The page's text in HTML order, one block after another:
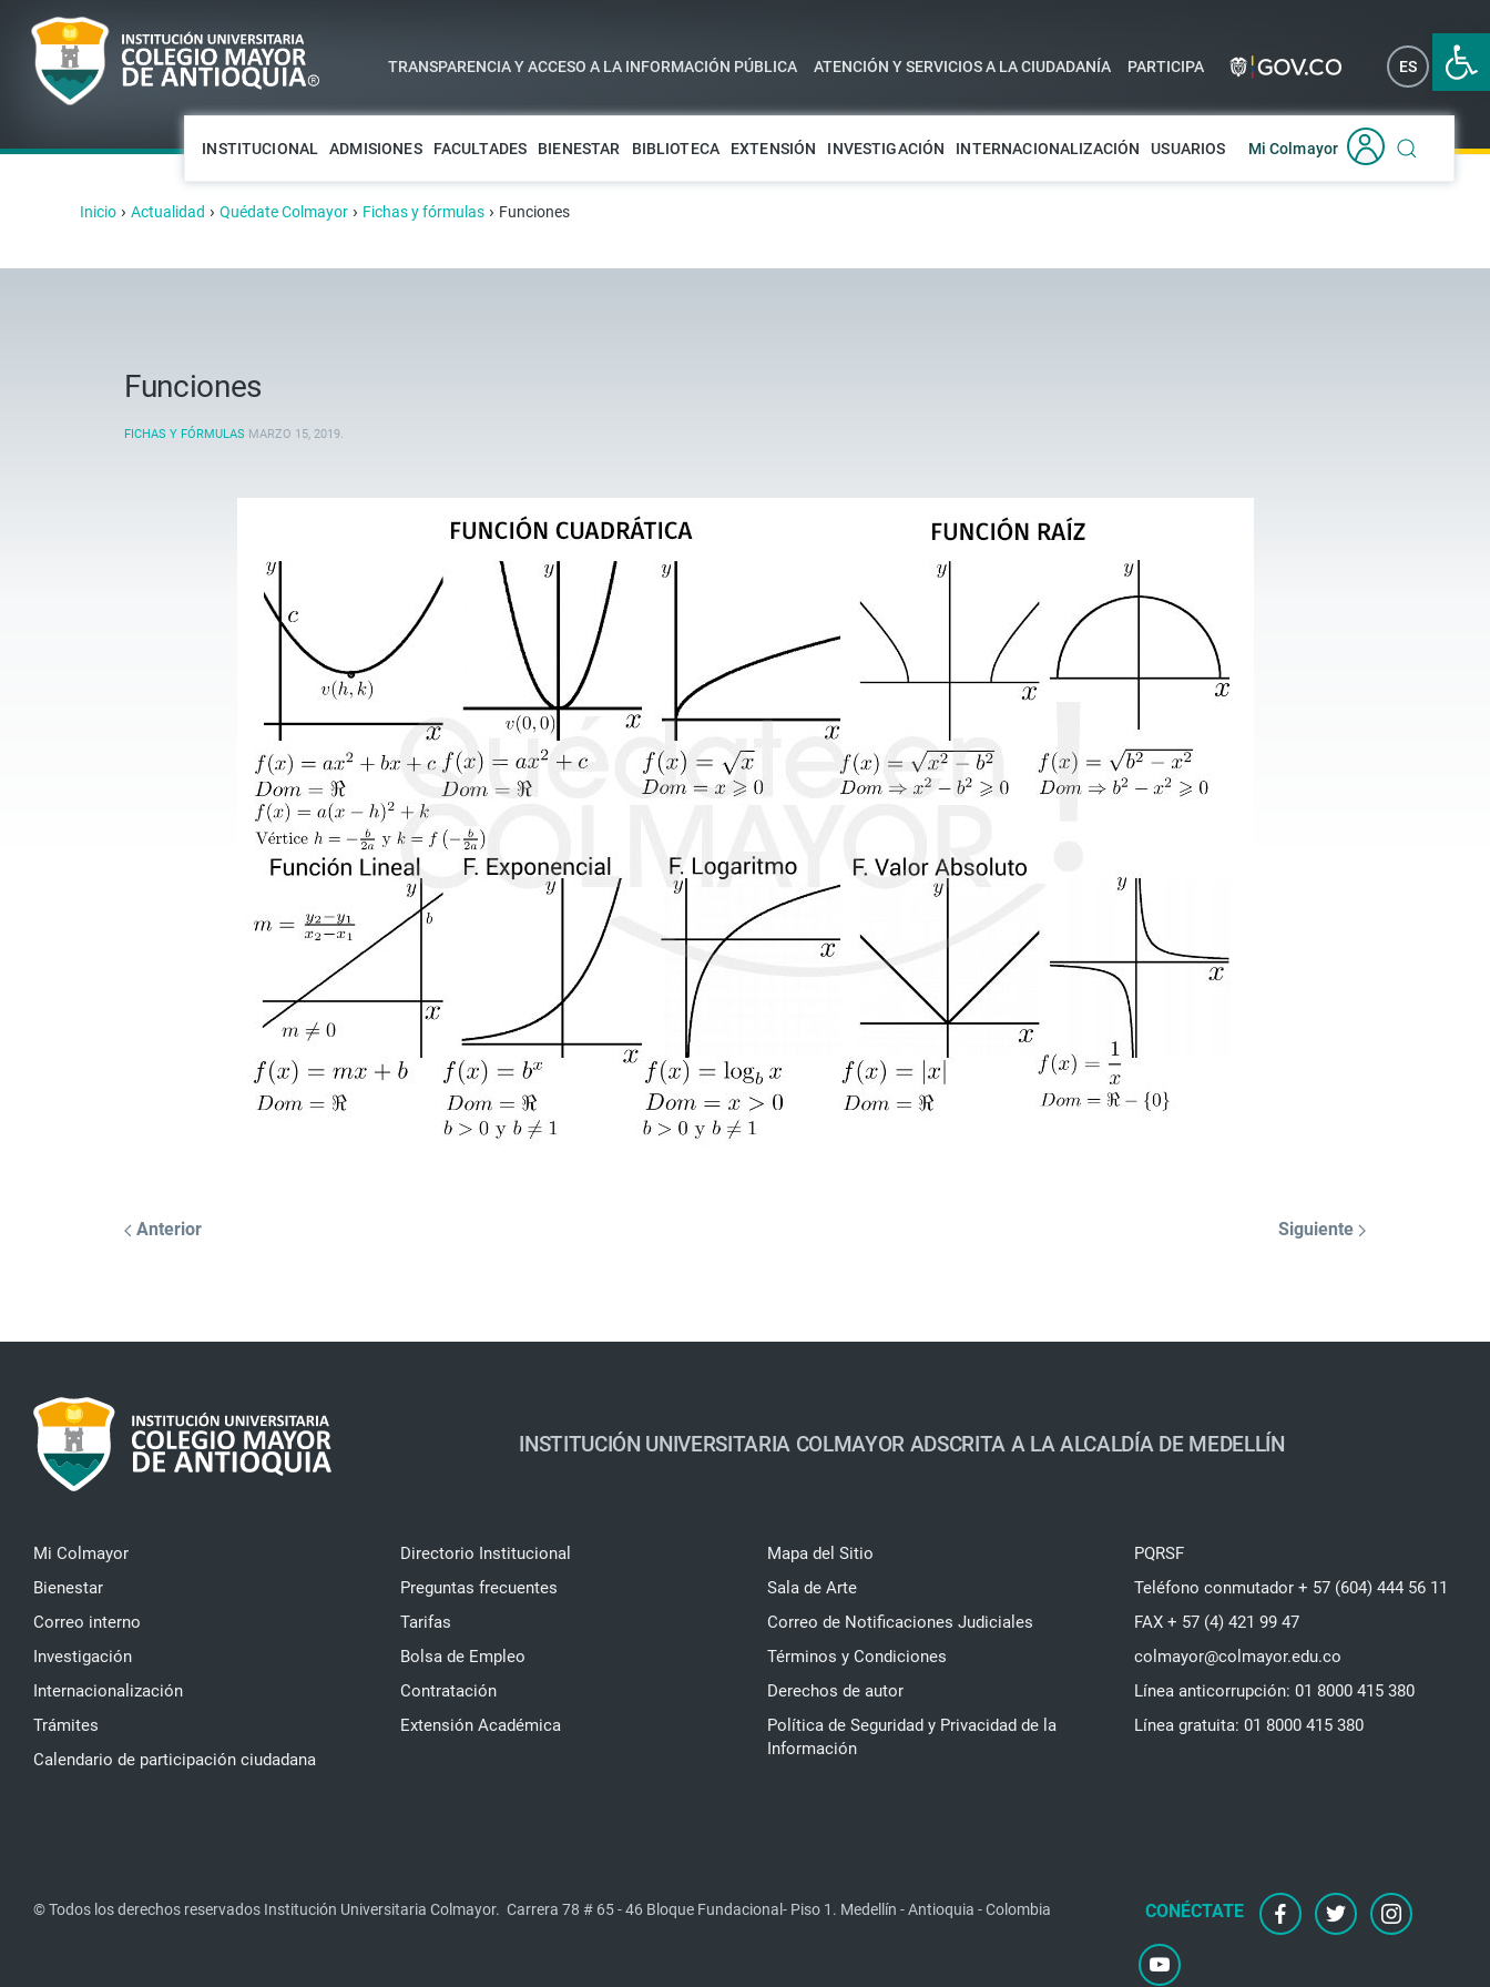
Abrir
TRANSPARENCIA Y ACCESO A LA INFORMACIÓN PÚBLICA ATENCIÓN Y SERVICIOS A LA CIUDADANÍA PARTICIPA ES EN
INSTITUCIONAL ADMISIONES FACULTADES BIENESTAR BIBLIOTECA EXTENSIÓN INVESTIGACIÓN INTERNACIONALIZACIÓN USUARIOS Mi Colmayor
Inicio › Actualidad › Quédate Colmayor › Fichas y fórmulas › Funciones
Funciones
FICHAS Y FÓRMULAS MARZO 15, 2019.
Anterior Siguiente
INSTITUCIÓN UNIVERSITARIA COLMAYOR ADSCRITA A LA ALCALDÍA DE MEDELLÍN
Mi Colmayor
Bienestar
Correo interno
Investigación
Internacionalización
Trámites
Calendario de participación ciudadana
Directorio Institucional
Preguntas frecuentes
Tarifas
Bolsa de Empleo
Contratación
Extensión Académica
Mapa del Sitio
Sala de Arte
Correo de Notificaciones Judiciales
Términos y Condiciones
Derechos de autor
Política de Seguridad y Privacidad de la
Información
PQRSF
Teléfono conmutador + 57 (604) 444 56 11
FAX + 57 (4) 421 99 47
colmayor@colmayor.edu.co
Línea anticorrupción: 01 8000 415 380
Línea gratuita: 01 8000 415 380
© Todos los derechos reservados Institución Universitaria Colmayor. Carrera 78 # 65 - 46 Bloque Fundacional- Piso 1. Medellín - Antioquia - Colombia